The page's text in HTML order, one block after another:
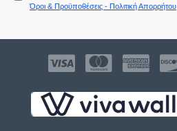
Όροι & Προϋποθέσεις - Πολιτική Απορρήτου